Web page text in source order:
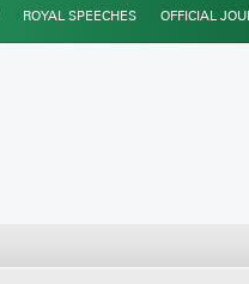
ROYAL SPEECHES OFFICIAL